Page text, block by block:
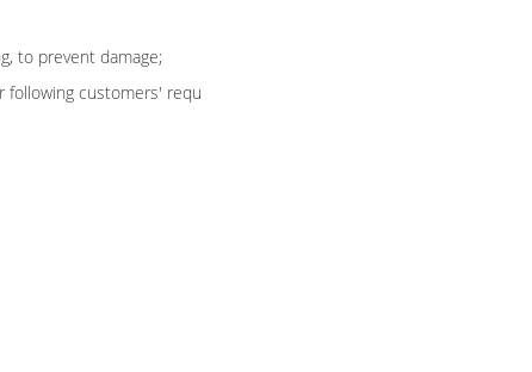
to prevent damage;
following customers' requ